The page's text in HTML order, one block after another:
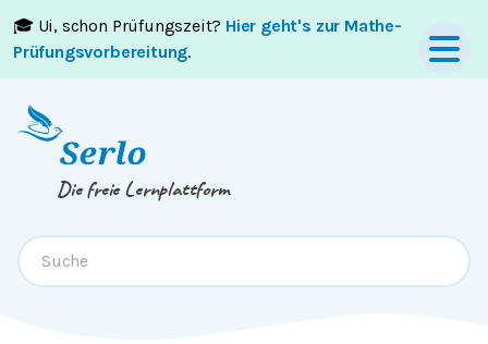
🎓 Ui, schon Prüfungszeit? Hier geht's zur Mathe-
Prüfungsvorbereitung.
Springe zumInhaltoderFooter
Die freie Lernplattform